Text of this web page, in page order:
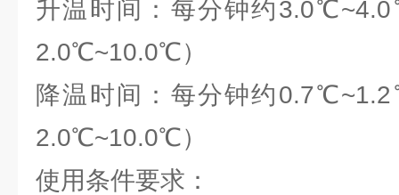
升温时间：每分钟约
2.0℃~10.0℃）
降温时间：每分钟约
2.0℃~10.0℃）
使用条件要求：